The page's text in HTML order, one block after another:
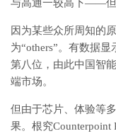
与高通一较高下——但
因为某些众所周知的
为“others”。有数据
第八位，由此中国智
端市场。
但由于芯片、体验等
果。根究Counterpoint